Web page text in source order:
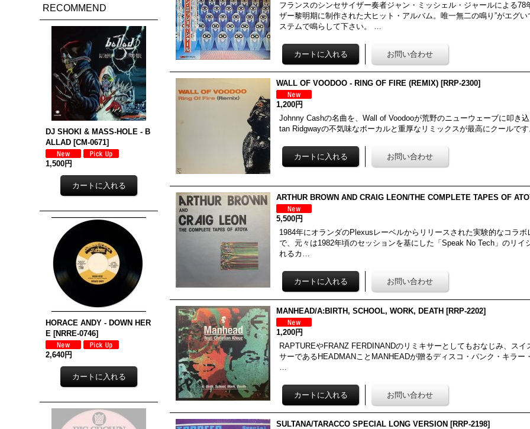
RECOMMEND
DJ SHOKI & MASS-HOLE - B
ALLAD [CM-0671]
1,500円
HORACE ANDY - DOWN HER
E [NRRE-0746]
2,640円
フランスのシンセサイザー奏者ジャン・ミッシェル・ジャールによる78
ザー黎明期に制作された大ヒット・アルバム。唯一無二の鳴り”がエグ
ステムで鳴らして下さい。 …
WALL OF VOODOO - RING OF FIRE (REMIX) [RRP-2300]
1,200円
Johnny Cashの名曲を、Wall of Voodooが荒野のニューウェーブに叩き
tan Ridgwayの不気味なボーカルと重厚なリミックスが最高にクールで
ARTHUR BROWN AND CRAIG LEON/THE COMPLETE TAPES OF
5,500円
1984年にオランダのPlexusレーベルからリリースされた実験的なコラボ
で、元々は1982年頃のセッションを基にした「Speak No Tech」のリイ
れるカ…
MANHEAD/A:BIRTH, SCHOOL, WORK, DEATH [RRP-2202]
1,200円
RAPTUREやFRANZ FERDINANDのリミキサーとしてもおなじみ、スイ
サーであるHEADMANことMANHEADが贈るディスコ・パンク・キラー
…
SULTANA/TARACCO SPECIAL LONG VERSION [RRP-2198]